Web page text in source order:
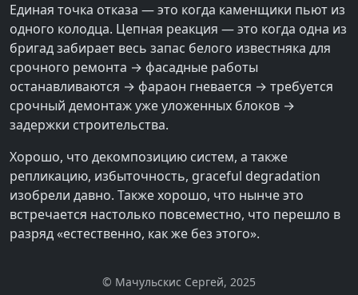
Единая точка отказа — это когда каменщики пьют из
одного колодца. Цепная реакция — это когда одна из
бригад забирает весь запас белого известняка для
срочного ремонта → фасадные работы
останавливаются → фараон гневается → требуется
срочный демонтаж уже уложенных блоков →
задержки строительства.
Хорошо, что декомпозицию систем, а также
репликацию, избыточность, graceful degradation
изобрели давно. Также хорошо, что нынче это
встречается настолько повсеместно, что перешло в
разряд «естественно, как же без этого».
© Мачульскис Сергей, 2025